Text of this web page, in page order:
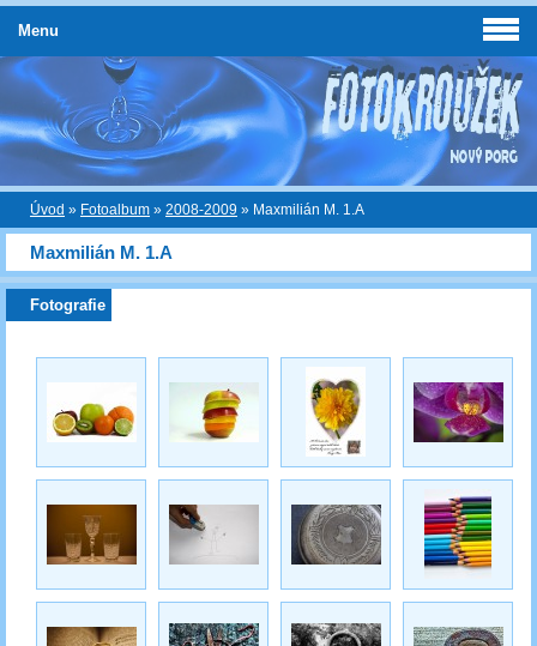
Úvod » Fotoalbum » 2008-2009 » Maxmilián M. 1.A
Maxmilián M. 1.A
Fotografie
Menu